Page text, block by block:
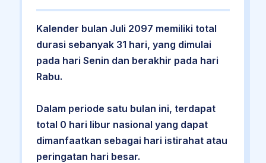
Kalender bulan Juli 2097 memiliki total
durasi sebanyak 31 hari, yang dimulai
pada hari Senin dan berakhir pada hari
Rabu.
Dalam periode satu bulan ini, terdapat
total 0 hari libur nasional yang dapat
dimanfaatkan sebagai hari istirahat atau
peringatan hari besar.